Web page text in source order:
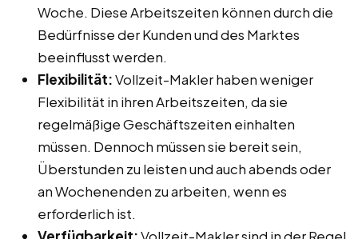
Woche. Diese Arbeitszeiten können durch die
Bedürfnisse der Kunden und des Marktes
beeinflusst werden.
Flexibilität:Vollzeit-Makler haben weniger
Flexibilität in ihren Arbeitszeiten, da sie
regelmäßige Geschäftszeiten einhalten
müssen. Dennoch müssen sie bereit sein,
Überstunden zu leisten und auch abends oder
an Wochenenden zu arbeiten, wenn es
erforderlich ist.